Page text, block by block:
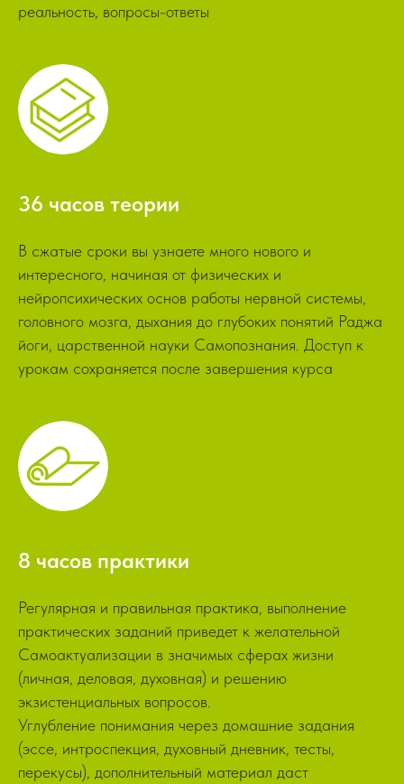
реальность, вопросы-ответы
36 часов теории
В сжатые сроки вы узнаете много нового и
интересного, начиная от физических и
нейропсихических основ работы нервной системы,
головного мозга, дыхания до глубоких понятий Раджа
йоги, царственной науки Самопознания. Доступ к
урокам сохраняется после завершения курса
8 часов практики
Регулярная и правильная практика, выполнение
практических заданий приведет к желательной
Самоактуализации в значимых сферах жизни
(личная, деловая, духовная) и решению
экзистенциальных вопросов.
Углубление понимания через домашние задания
(эссе, интроспекция, духовный дневник, тесты,
перекусы), дополнительный материал даст